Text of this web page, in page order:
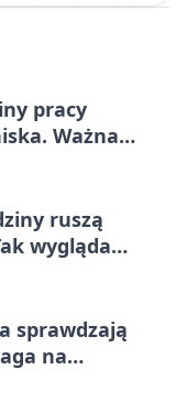
pracy
Ważna
ruszą
wygląda
sprawdzają
na